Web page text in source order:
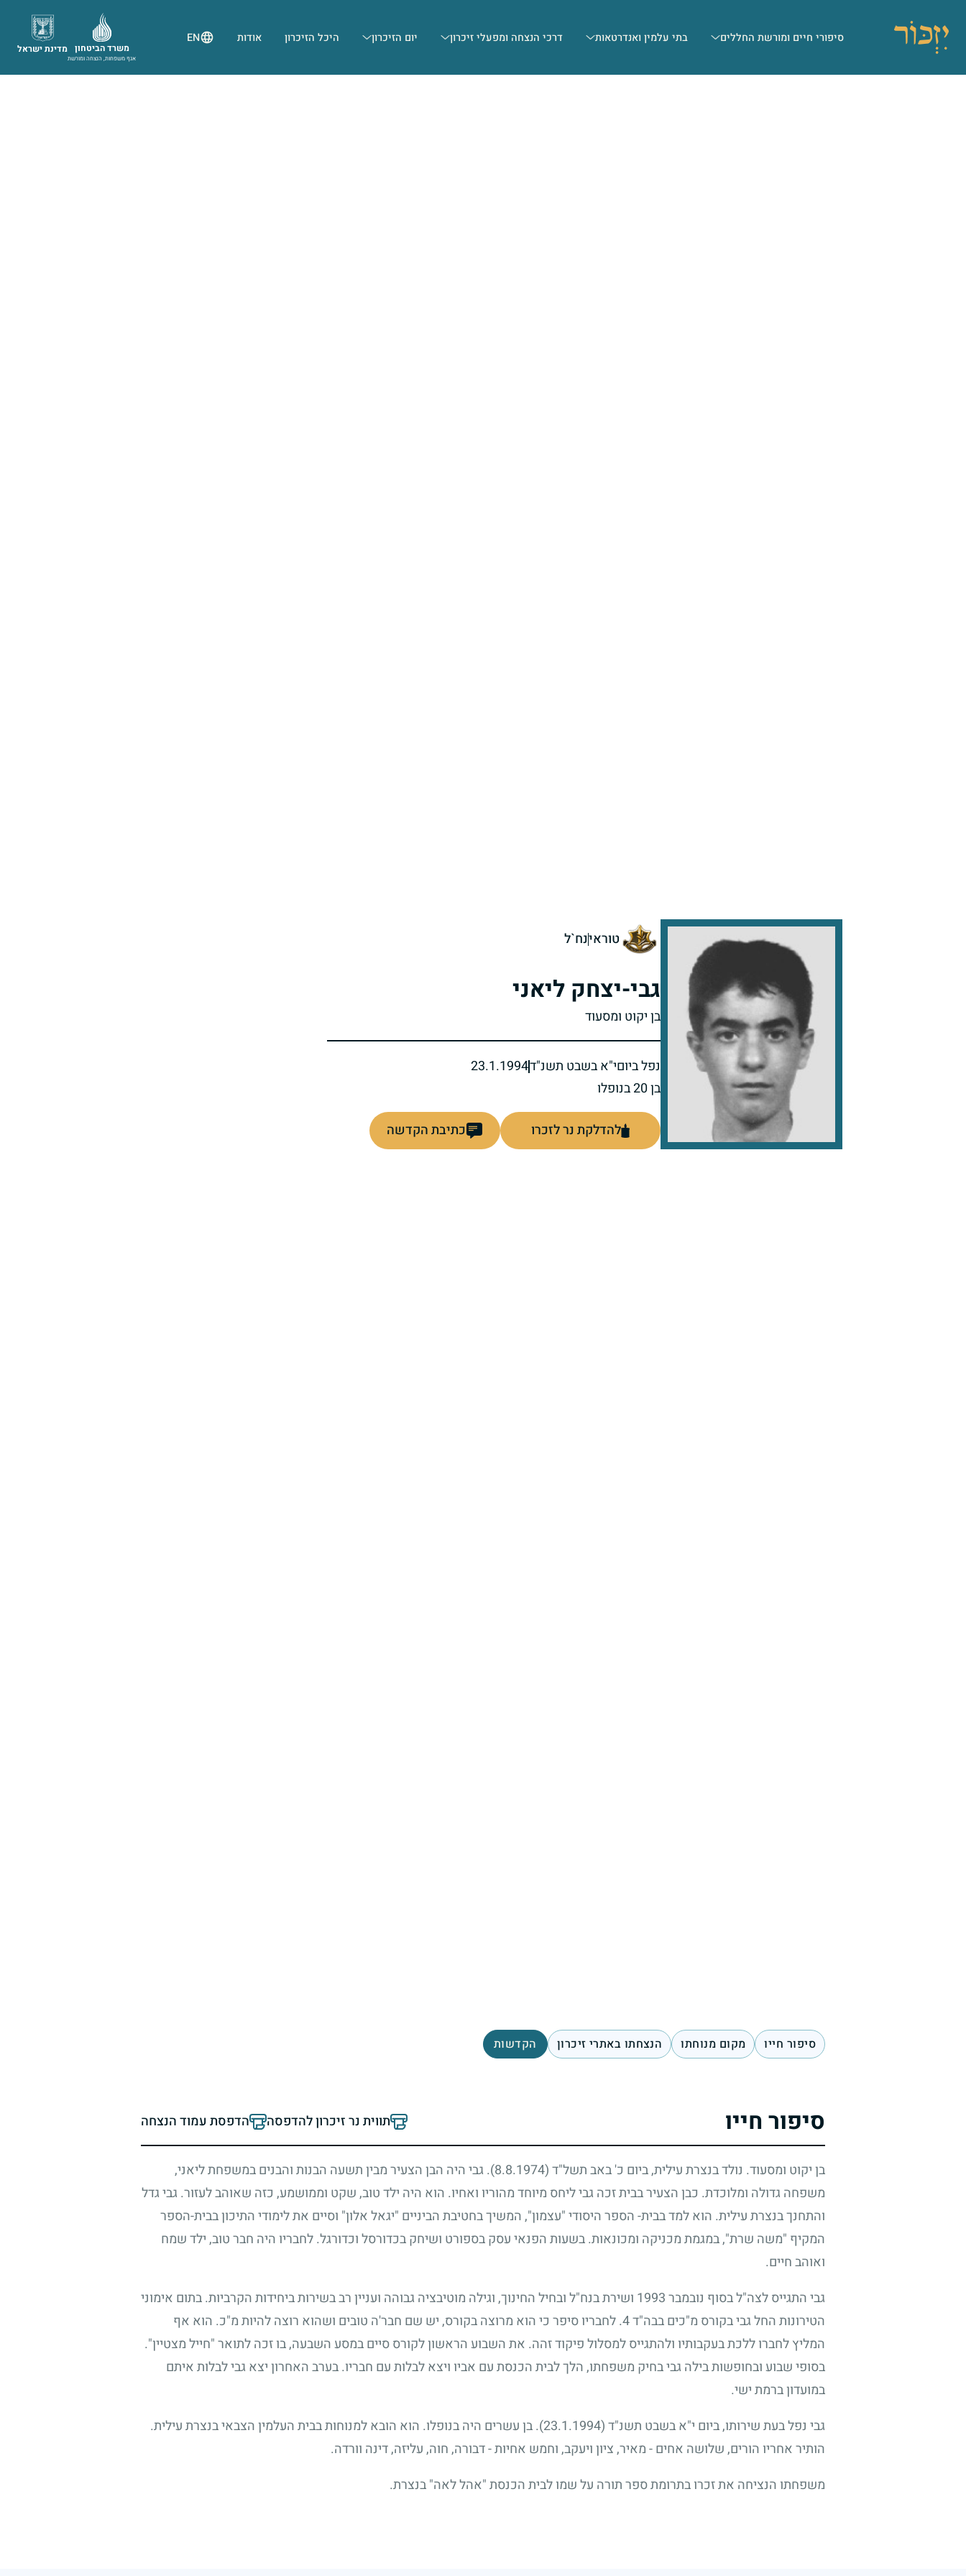
סיפורי חיים ומורשת החללים בתי עלמין ואנדרטאות דרכי הנצחה ומפעלי זיכרון יום הזיכרון היכל הזיכרון אודות EN
מדינת ישראל משרד הביטחון
אגף משפחות, הנצחה ומורשת
טוראינח`ל
גבי-יצחק ליאני
בן יקוט ומסעוד
נפל ביוםי"א בשבט תשנ"ד23.1.1994
בן 20 בנופלו
להדלקת נר לזכרו כתיבת הקדשה
סיפור חייו מקום מנוחתו הנצחתו באתרי זיכרון הקדשות
סיפור חייו תווית נר זיכרון להדפסה הדפסת עמוד הנצחה
בן יקוט ומסעוד. נולד בנצרת עילית, ביום כ' באב תשל"ד(8.8.1974)
. גבי היה הבן הצעיר מבין תשעה הבנות והבנים במשפחת ליאני,
משפחה גדולה ומלוכדת. כבן הצעיר בבית זכה גבי ליחס מיוחד מהוריו ואחיו. הוא היה ילד טוב, שקט וממושמע, כזה שאוהב לעזור. גבי גדל
והתחנך בנצרת עילית. הוא למד בבית- הספר היסודי "עצמון", המשיך בחטיבת הביניים "יגאל אלון" וסיים את לימודי התיכון בבית-הספר
המקיף "משה שרת", במגמת מכניקה ומכונאות. בשעות הפנאי עסק בספורט ושיחק בכדורסל וכדורגל. לחבריו היה חבר טוב, ילד שמח
ואוהב חיים.
גבי התגייס לצה"ל בסוף נובמבר1993 ושירת בנח"ל ובחיל החינוך, וגילה מוטיבציה גבוהה ועניין רב בשירות ביחידות הקרביות. בתום אימוני
הטירונות החל גבי בקורס מ"כים בבה"ד4. לחבריו סיפר כי הוא מרוצה בקורס, יש שם חבר'ה טובים ושהוא רוצה להיות מ"כ. הוא אף
המליץ לחברו ללכת בעקבותיו ולהתגייס למסלול פיקוד זהה. את השבוע הראשון לקורס סיים במסע השבעה, בו זכה לתואר "חייל מצטיין".
בסופי שבוע ובחופשות בילה גבי בחיק משפחתו, הלך לבית הכנסת עם אביו ויצא לבלות עם חבריו. בערב האחרון יצא גבי לבלות איתם
במועדון ברמת ישי.
גבי נפל בעת שירותו, ביום י"א בשבט תשנ"ד(23.1.1994)
. בן עשרים היה בנופלו. הוא הובא למנוחות בבית העלמין הצבאי בנצרת עילית.
הותיר אחריו הורים, שלושה אחים - מאיר, ציון ויעקב, וחמש אחיות - דבורה, חוה, עליזה, דינה וורדה.
משפחתו הנציחה את זכרו בתרומת ספר תורה על שמו לבית הכנסת "אהל לאה" בנצרת.